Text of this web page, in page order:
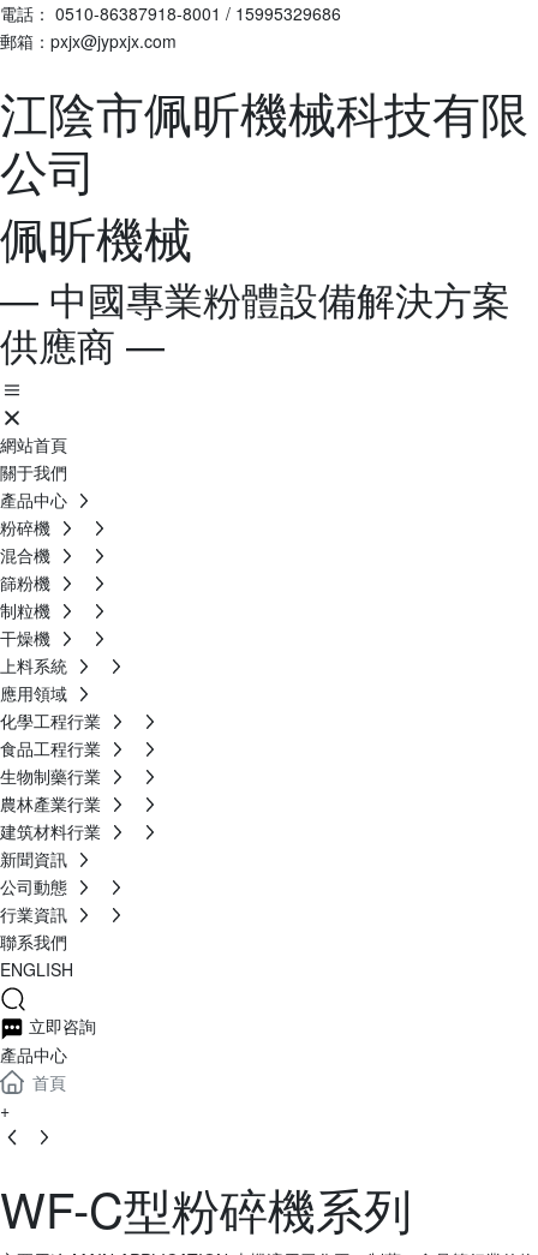
電話： 0510-86387918-8001 / 15995329686
郵箱：pxjx@jypxjx.com
江陰市佩昕機械科技有限
公司
佩昕機械
— 中國專業粉體設備解決方案
供應商 —
網站首頁
關于我們
產品中心
粉碎機
混合機
篩粉機
制粒機
干燥機
上料系統
應用領域
化學工程行業
食品工程行業
生物制藥行業
農林產業行業
建筑材料行業
新聞資訊
公司動態
行業資訊
聯系我們
ENGLISH
立即咨詢
產品中心
首頁
+
WF-C型粉碎機系列